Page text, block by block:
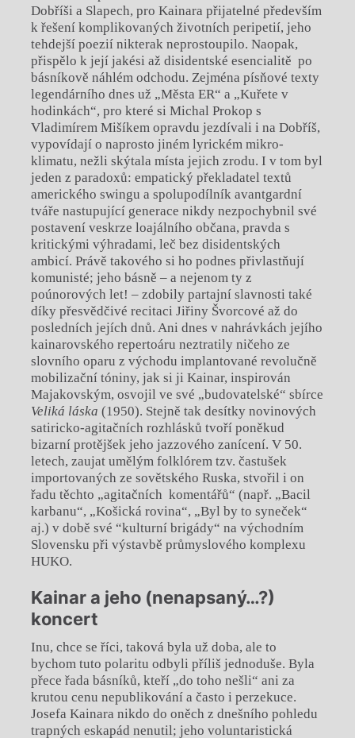
Dobříši a Slapech, pro Kainara přijatelné především
k řešení komplikovaných životních peripetií, jeho
tehdejší poezií nikterak neprostoupilo. Naopak,
přispělo k její jakési až disidentské esencialitě po
básníkově náhlém odchodu. Zejména písňové texty
legendárního dnes už „Města ER“ a „Kuřete v
hodinkách“, pro které si Michal Prokop s
Vladimírem Mišíkem opravdu jezdívali i na Dobříš,
vypovídají o naprosto jiném lyrickém mikro-
klimatu, nežli skýtala místa jejich zrodu. I v tom byl
jeden z paradoxů: empatický překladatel textů
amerického swingu a spolupodílník avantgardní
tváře nastupující generace nikdy nezpochybnil své
postavení veskrze loajálního občana, pravda s
kritickými výhradami, leč bez disidentských
ambicí. Právě takového si ho podnes přivlastňují
komunisté; jeho básně – a nejenom ty z
poúnorových let! – zdobily partajní slavnosti také
díky přesvědčivé recitaci Jiřiny Švorcové až do
posledních jejích dnů. Ani dnes v nahrávkách jejího
kainarovského repertoáru neztratily ničeho ze
slovního oparu z východu implantované revolučně
mobilizační tóniny, jak si ji Kainar, inspirován
Majakovským, osvojil ve své „budovatelské“ sbírce
Veliká láska (1950). Stejně tak desítky novinových
satiricko-agitačních rozhlásků tvoří poněkud
bizarní protějšek jeho jazzového zanícení. V 50.
letech, zaujat umělým folklórem tzv. častušek
importovaných ze sovětského Ruska, stvořil i on
řadu těchto „agitačních komentářů“ (např. „Bacil
karbanu“, „Košická rovina“, „Byl by to syneček“
aj.) v době své “kulturní brigády“ na východním
Slovensku při výstavbě průmyslového komplexu
HUKO.
Kainar a jeho (nenapsaný…?)
koncert
Inu, chce se říci, taková byla už doba, ale to
bychom tuto polaritu odbyli příliš jednoduše. Byla
přece řada básníků, kteří „do toho nešli“ ani za
krutou cenu nepublikování a často i perzekuce.
Josefa Kainara nikdo do oněch z dnešního pohledu
trapných eskapád nenutil; jeho voluntaristická